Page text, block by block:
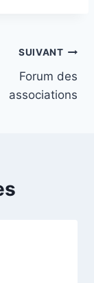
SUIVANT
Forum des
associations